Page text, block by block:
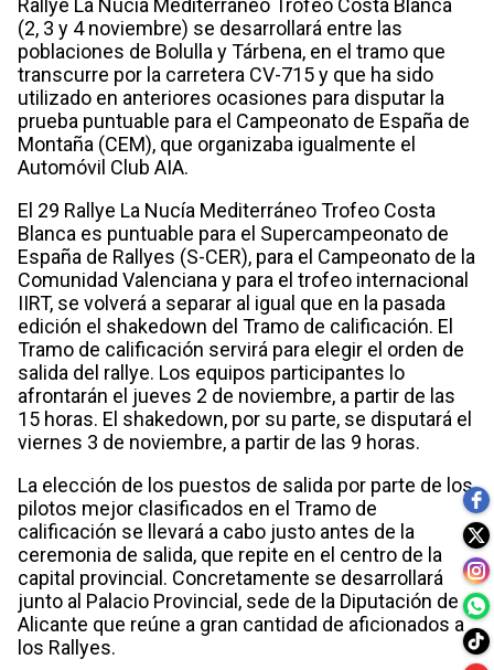
(2, 3 y 4 noviembre) se desarrollará entre las
poblaciones de Bolulla y Tárbena, en el tramo que
transcurre por la carretera CV-715 y que ha sido
utilizado en anteriores ocasiones para disputar la
prueba puntuable para el Campeonato de España de
Montaña (CEM), que organizaba igualmente el
Automóvil Club AIA.
El 29 Rallye La Nucía Mediterráneo Trofeo Costa
Blanca es puntuable para el Supercampeonato de
España de Rallyes (S-CER), para el Campeonato de la
Comunidad Valenciana y para el trofeo internacional
IIRT, se volverá a separar al igual que en la pasada
edición el shakedown del Tramo de calificación. El
Tramo de calificación servirá para elegir el orden de
salida del rallye. Los equipos participantes lo
afrontarán el jueves 2 de noviembre, a partir de las
15 horas. El shakedown, por su parte, se disputará el
viernes 3 de noviembre, a partir de las 9 horas.
La elección de los puestos de salida por parte de los
pilotos mejor clasificados en el Tramo de
calificación se llevará a cabo justo antes de la
ceremonia de salida, que repite en el centro de la
capital provincial. Concretamente se desarrollará
junto al Palacio Provincial, sede de la Diputación de
Alicante que reúne a gran cantidad de aficionados a
los Rallyes.